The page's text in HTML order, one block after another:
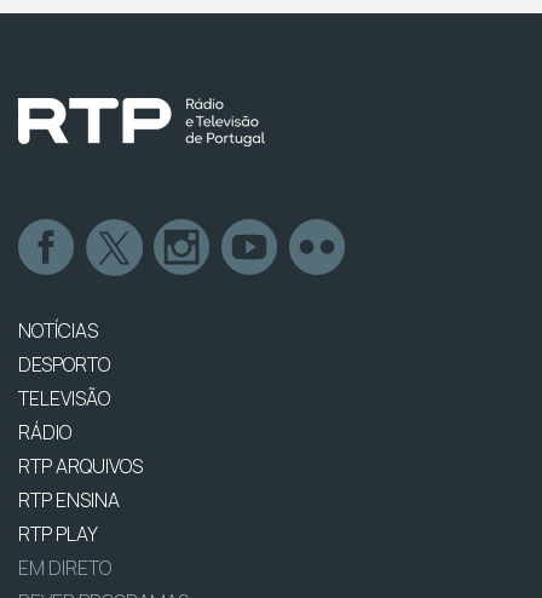
NOTÍCIAS
DESPORTO
TELEVISÃO
RÁDIO
RTP ARQUIVOS
RTP ENSINA
RTP PLAY
EM DIRETO